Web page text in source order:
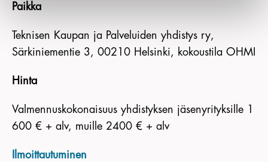
Paikka
Teknisen Kaupan ja Palveluiden yhdistys ry,
Särkiniementie 3, 00210 Helsinki, kokoustila OHMI
Hinta
Valmennuskokonaisuus yhdistyksen jäsenyrityksille 1
600 € + alv, muille 2400 € + alv
Ilmoittautuminen